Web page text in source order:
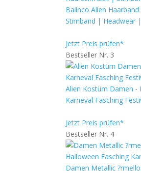
Balinco Alien
Stirnband | Headwear
Jetzt Preis prüfen*
Bestseller Nr. 3
Alien Kostüm Damen -
Karneval Fasching
Jetzt Preis prüfen*
Bestseller Nr. 4
Damen Metallic